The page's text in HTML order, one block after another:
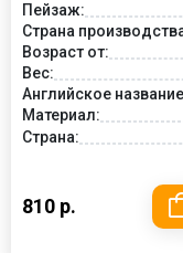
Пейзаж:
Страна
Возраст от:
Вес:
Английское
Материал:
Страна:
810 р.